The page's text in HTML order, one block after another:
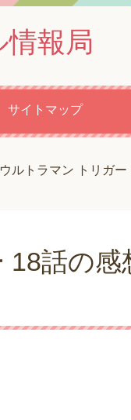
報局
サイトマップ
ウルトラマン トリガ
話の感